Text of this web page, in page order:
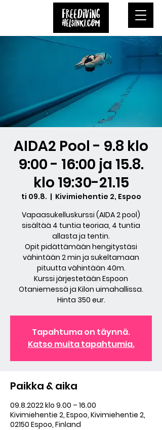
AIDA2 Pool - 9.8 klo
9:00 - 16:00 ja 15.8.
klo 19:30-21.15
ti 09.8.
  |
Kivimiehentie 2, Espoo
Vapaasukelluskurssi (AIDA 2 pool)
sisältää 4 tuntia teoriaa, 4 tuntia
allasta ja tentin.
Opit pidättämään hengitystäsi
vähintään 2 min ja sukeltamaan
pituutta vähintään 40m.
Kurssi järjestetään Espoon
Otaniemessä ja Kilon uimahallissa.
Hinta 350 eur.
Tapahtuma on täynnä.
Katso muita tapahtumia.
Paikka & aika
09.8.2022 klo 9.00 – 16.00
Kivimiehentie 2, Espoo, Kivimiehentie 2,
02150 Espoo, Finland